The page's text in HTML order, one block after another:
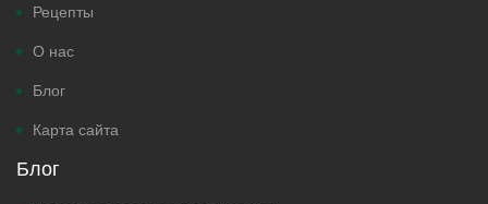
Рецепты
О нас
Блог
Карта сайта
Блог